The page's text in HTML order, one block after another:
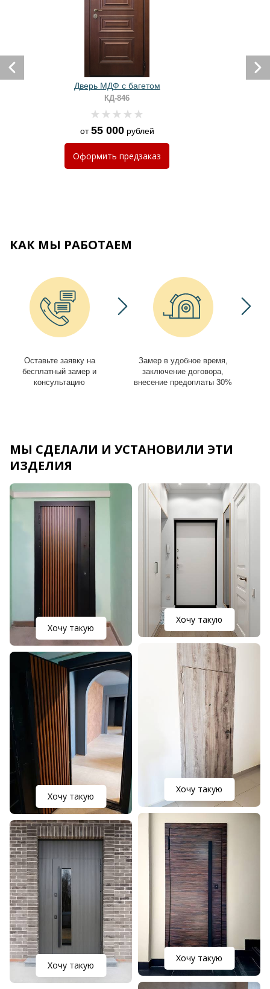
Дверь МДФ с багетом
КД-846
от55 000рублей
Оформить предзаказ
КАК МЫ РАБОТАЕМ
Оставьте заявку на
бесплатный замер и
консультацию
Замер в удобное время,
заключение договора,
внесение предоплаты 30%
МЫ СДЕЛАЛИ И УСТАНОВИЛИ ЭТИ
ИЗДЕЛИЯ
Хочу такую
Хочу такую
Хочу такую
Хочу такую
Хочу такую
Хочу такую